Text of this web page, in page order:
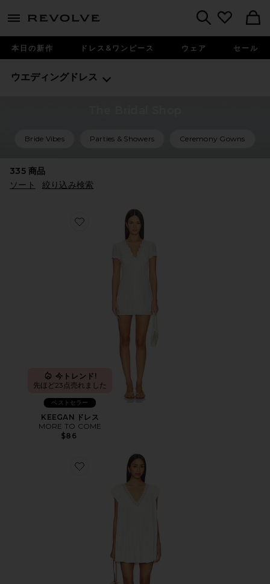
menu - shows more content
本日の新作 ドレス&ワンピース ウェア セール
ウエディングドレス
Bride Vibes Parties & Showers Ceremony Gowns
335商品
ソート
絞り込み検索
Favorite KEEGAN ドレス
今トレンド!
先ほど23点売れました
ベストセラー
KEEGAN ドレス
MORE TO COME
$86
Favorite SUNDAZED ミニドレス